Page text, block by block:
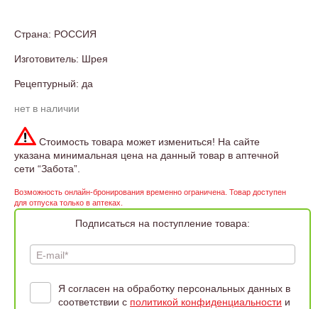
Страна: РОССИЯ
Изготовитель: Шрея
Рецептурный: да
нет в наличии
Стоимость товара может измениться! На сайте
указана минимальная цена на данный товар в аптечной
сети “Забота”.
Возможность онлайн-бронирования временно ограничена. Товар доступен
для отпуска только в аптеках.
Подписаться на поступление товара:
E-mail*
Я согласен на обработку персональных данных в
соответствии с политикой конфиденциальности и